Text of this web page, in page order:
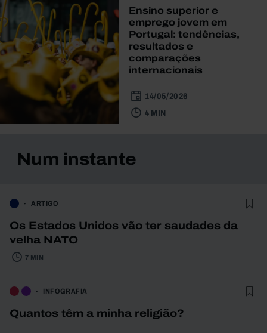
Ensino superior e
emprego jovem em
Portugal: tendências,
resultados e
comparações
internacionais
14/05/2026
4 MIN
Num instante
ARTIGO
Os Estados Unidos vão ter saudades da
velha NATO
7 MIN
INFOGRAFIA
Quantos têm a minha religião?